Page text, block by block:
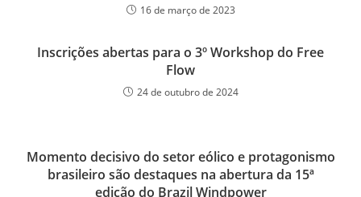
16 de março de 2023
Inscrições abertas para o 3º Workshop do Free
Flow
24 de outubro de 2024
Momento decisivo do setor eólico e protagonismo
brasileiro são destaques na abertura da 15ª
edição do Brazil Windpower